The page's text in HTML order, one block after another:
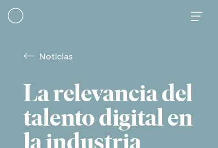
Noticias
La relevancia del
talento digital en
la industria